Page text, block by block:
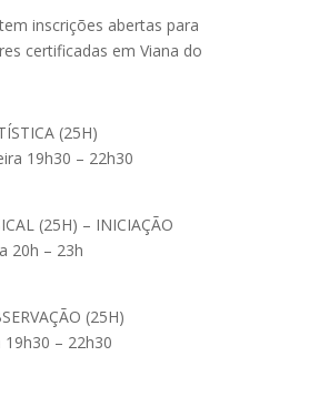
inscrições abertas para
certificadas em Viana do
(25H)
19h30 – 22h30
(25H) – INICIAÇÃO
20h – 23h
(25H)
– 22h30